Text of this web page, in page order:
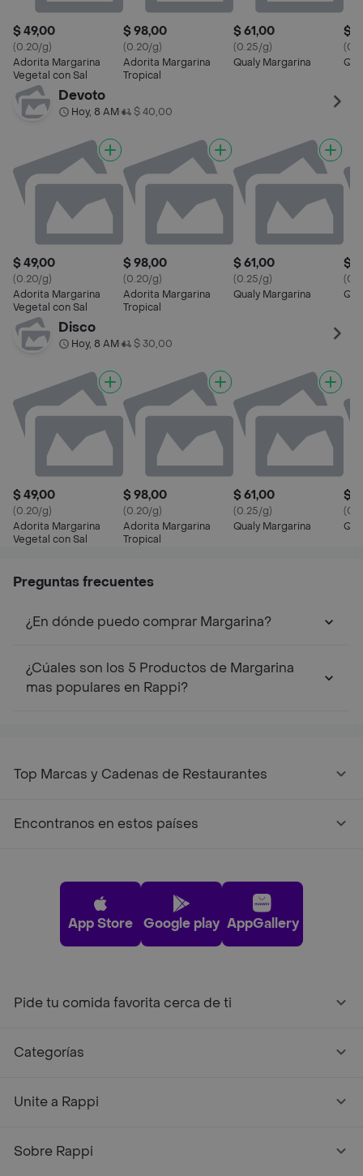
$ 49,00
(0.20/g)
Adorita Margarina
Vegetal con Sal
$ 98,00
(0.20/g)
Adorita Margarina
Tropical
$ 61,00
(0.25/g)
Qualy Margarina
$
Devoto
Hoy, 8 AM• $ 40,00
$ 49,00
(0.20/g)
Adorita Margarina
Vegetal con Sal
$ 98,00
(0.20/g)
Adorita Margarina
Tropical
$ 61,00
(0.25/g)
Qualy Margarina
$
Disco
Hoy, 8 AM• $ 30,00
$ 49,00
(0.20/g)
Adorita Margarina
Vegetal con Sal
$ 98,00
(0.20/g)
Adorita Margarina
Tropical
$ 61,00
(0.25/g)
Qualy Margarina
$
Preguntas frecuentes
¿En dónde puedo comprar Margarina?
¿Cúales son los 5 Productos de Margarina
mas populares en Rappi?
Top Marcas y Cadenas de Restaurantes
Encontranos en estos países
App Store Google play AppGallery
Pide tu comida favorita cerca de ti
Categorías
Unite a Rappi
Sobre Rappi